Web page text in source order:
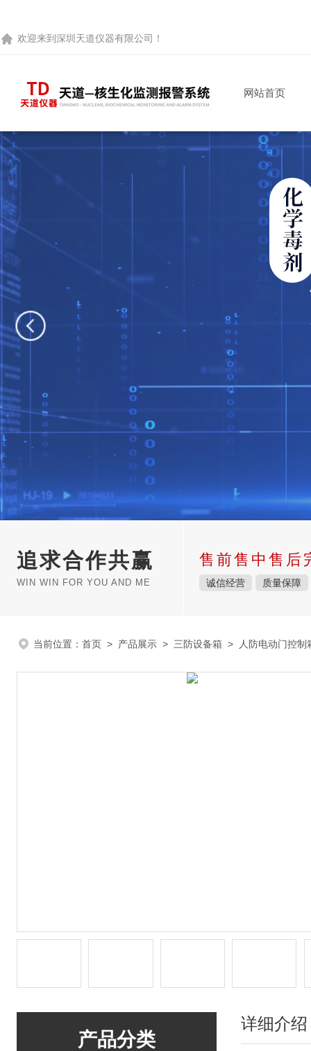
欢迎来到 深圳天道仪器有限公司 ！
网站首页
追求合作共赢
WIN WIN FOR YOU AND ME
售前售中售后
诚信经营 质量保障
当前位置： 首页 > 产品展示 > 三防设备箱 > 人防电动门控制
产品分类
详细介绍